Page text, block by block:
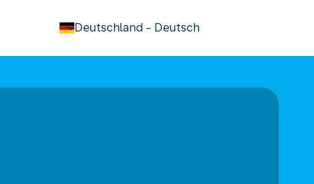
Deutschland - Deutsch
keyboard_arrow_down